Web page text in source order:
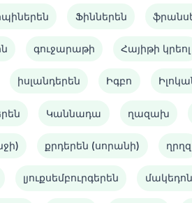
Ֆիններեն
գուջարաթի Հայիթի կրեոլ
իսլանդերեն Իգբո
Կաննադա ղազախ
քրդերեն (սորանի) ղրղզ
լյուքսեմբուրգերեն